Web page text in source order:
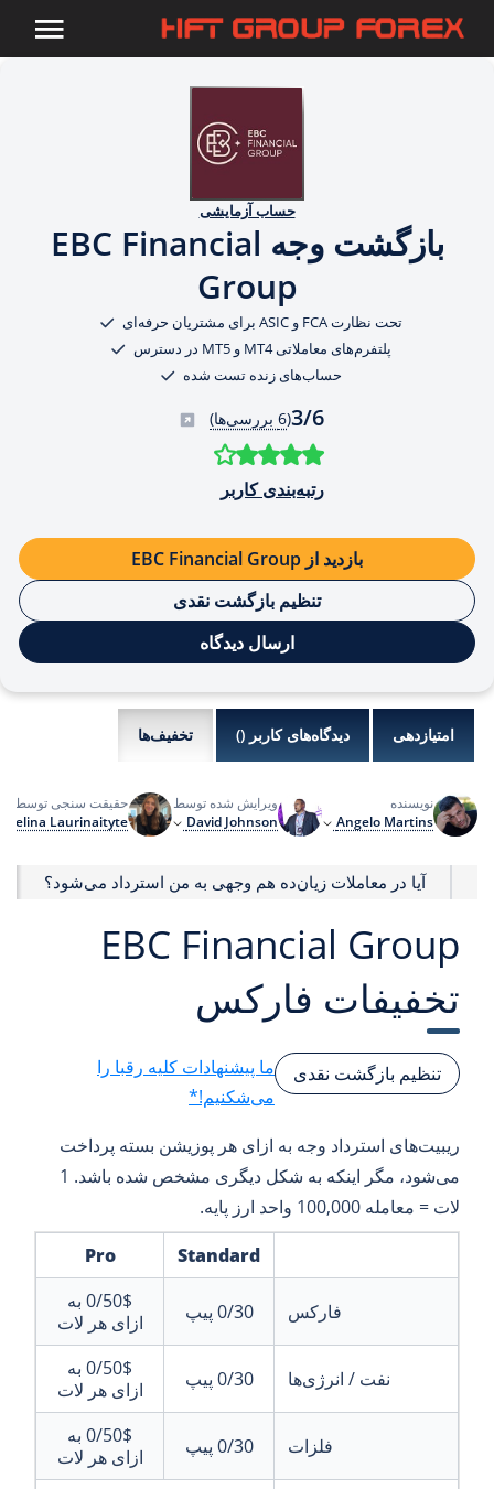
حساب آزمایشی
بازگشت وجه EBC Financial
Group
تحت نظارت FCA و ASIC برای مشتریان حرفه‌ای
پلتفرم‌های معاملاتی MT4 و MT5 در دسترس
حساب‌های زنده تست شده
3/6
(6 بررسی‌ها)
رتبه‌بندی کاربر
بازدید از EBC Financial Group
تنظیم بازگشت نقدی
ارسال دیدگاه
امتیازدهی دیدگاه‌های کاربر () تخفیف‌ها
نویسنده
Angelo Martins
ویرایش شده توسط
David Johnson
حقیقت سنجی توسط
Evelina Laurinaityte
آیا در معاملات زیان‌ده هم وجهی به من استرداد می‌شود؟
EBC Financial Group
تخفیفات فارکس
تنظیم بازگشت نقدی
ما پیشنهادات کلیه رقبا را
می‌شکنیم!*
ریبیت‌های استرداد وجه به ازای هر پوزیشن بسته پرداخت
می‌شود، مگر اینکه به شکل دیگری مشخص شده باشد. 1
لات = معامله 100,000 واحد ارز پایه.
Standard
Pro
فارکس 0/30 پیپ 0/50$ به
ازای هر لات
نفت / انرژی‌ها 0/30 پیپ 0/50$ به
ازای هر لات
فلزات 0/30 پیپ 0/50$ به
ازای هر لات